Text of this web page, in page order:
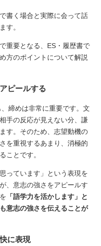
書く場合と実際に会って話
す。
重要となる、ES・履歴書で
方のポイントについて解説
ピールする
締めは非常に重要です。文
手の反応が見えない分、謙
す。そのため、志望動機の
を重視するあまり、消極的
ことです。
っています」という表現を
、意志の強さをアピールす
「語学力を活かします」と
意志の強さを伝えることが
に表現